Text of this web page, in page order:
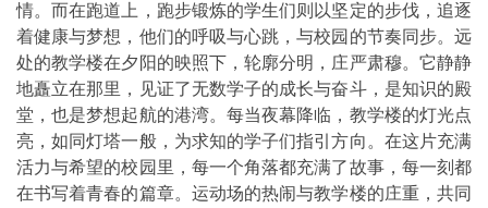
情。而在跑道上，跑步锻炼的学生们则以坚定的步伐，追逐
着健康与梦想，他们的呼吸与心跳，与校园的节奏同步。远
处的教学楼在夕阳的映照下，轮廓分明，庄严肃穆。它静静
地矗立在那里，见证了无数学子的成长与奋斗，是知识的殿
堂，也是梦想起航的港湾。每当夜幕降临，教学楼的灯光点
亮，如同灯塔一般，为求知的学子们指引方向。在这片充满
活力与希望的校园里，每一个角落都充满了故事，每一刻都
在书写着青春的篇章。运动场的热闹与教学楼的庄重，共同